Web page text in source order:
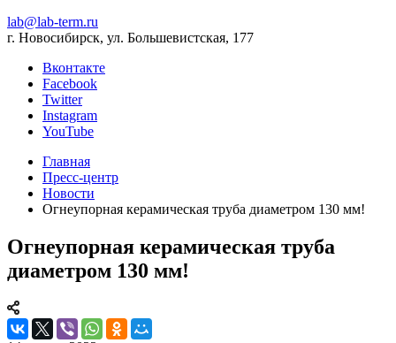
lab@lab-term.ru
г. Новосибирск, ул. Большевистская, 177
Вконтакте
Facebook
Twitter
Instagram
YouTube
Главная
Пресс-центр
Новости
Огнеупорная керамическая труба диаметром 130 мм!
Огнеупорная керамическая труба
диаметром 130 мм!